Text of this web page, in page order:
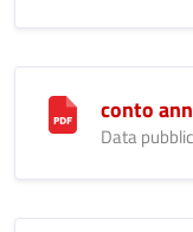
conto
Data